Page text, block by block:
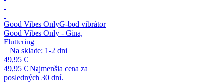
Good Vibes OnlyG-bod vibrátor
Good Vibes Only - Gina,
Fluttering
Na sklade: 1-2 dni
49,95 €
49,95 € Najmenšia cena za
posledných 30 dní.